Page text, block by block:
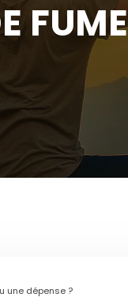
une dépense ?